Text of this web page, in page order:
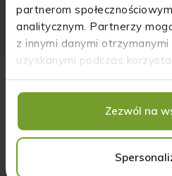
partnerom
analitycznym. Partnerzy
z innymi danymi otrzymanymi
uzyskanymi podczas
Zezwól na
Wyrażam zgodę na przetwarzanie *
Wyrażam zgodę na przetwarzanie
Piszą o
Marihuana na ratunek
konopny
"Od kiedy zalegalizowano
Polsce, przemysł ten
produktów